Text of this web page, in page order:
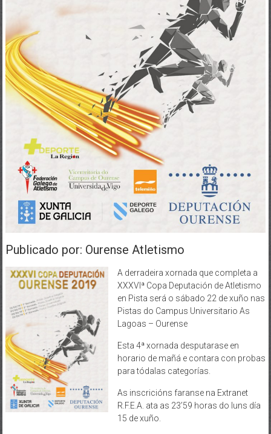
Publicado por: Ourense Atletismo
A derradeira xornada que completa a
XXXVIª Copa Deputación de Atletismo
en Pista será o sábado 22 de xuño nas
Pistas do Campus Universitario As
Lagoas – Ourense
Esta 4ª xornada desputarase en
horario de mañá e contara con probas
para tódalas categorías.
As inscricións faranse na Extranet
R.F.E.A. ata as 23’59 horas do luns día
15 de xuño.